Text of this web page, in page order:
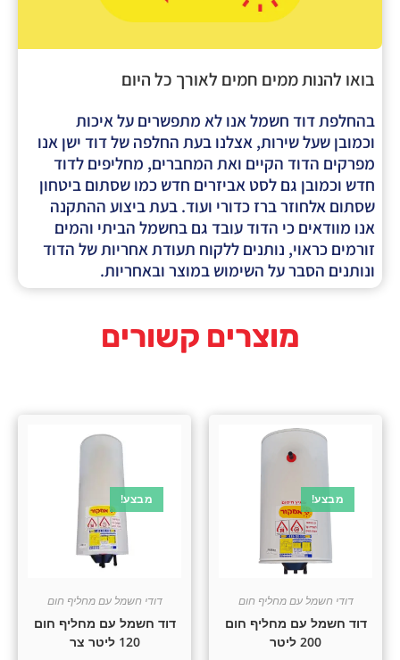
ממים חמים לאורך כל היום
דוד חשמל אנו לא מתפשרים על איכות
שעל שירות, אצלנו בעת החלפה של דוד ישן אנו
הדוד הקיים ואת המחברים, מחליפים לדוד
גם לסט אביזרים חדש כמו שסתום ביטחון
ברז כדורי ועוד. בעת ביצוע ההתקנה
כי הדוד עובד גם בחשמל הביתי והמים
כראוי, נותנים ללקוח תעודת אחריות של הדוד
הסבר על השימוש במוצר ובאחריות.
מוצרים קשורים
חשמל עם מחליף חום
עם מחליף חום
דודי חשמל עם מחליף חום
דוד חשמל עם מחליף חום